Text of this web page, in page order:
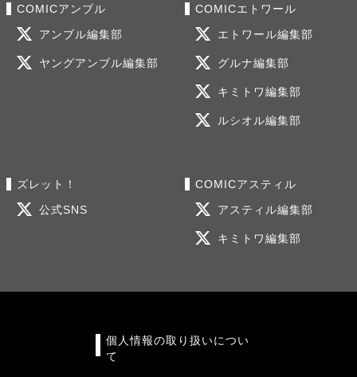
COMICアンブル
アンブル編集部
ヤングアンブル編集部
COMICエトワール
エトワール編集部
グルナ編集部
キミトワ編集部
ルシオル編集部
ズレット！
公式SNS
COMICアスティル
アスティル編集部
キミトワ編集部
個人情報の取り扱いについ
て